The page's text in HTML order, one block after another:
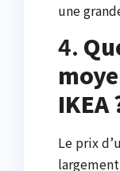
une
4.
IKEA
Le prix